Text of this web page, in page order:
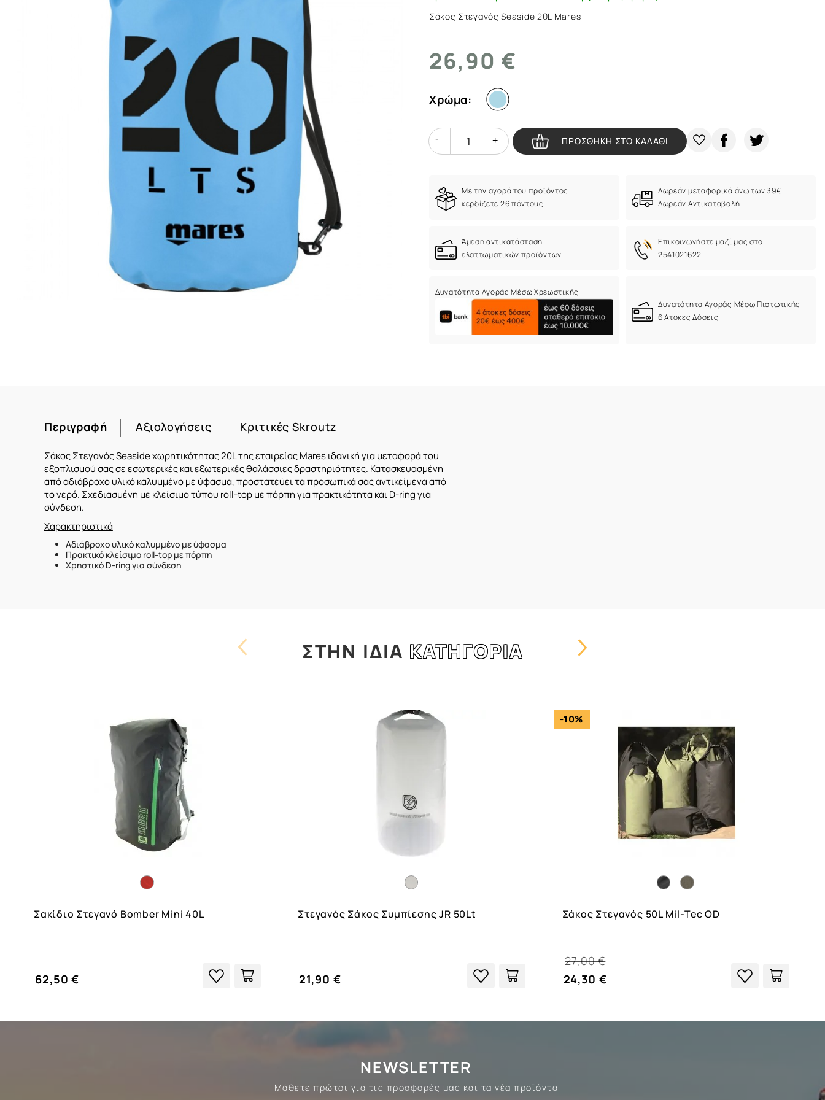
ArmyMarket.gr
Σάκος Στεγανός Seaside 20L Mares
26,90 €
Χρώμα:
Quantity
Quantity ΠΡΟΣΘΗΚΗ ΣΤΟ ΚΑΛΑΘΙ
Με την αγορά του προϊόντος
κερδίζετε 26 πόντους.
Δωρεάν μεταφορικά άνω των 39€
Δωρεάν Αντικαταβολή
Άμεση αντικατάσταση
ελαττωματικών προϊόντων
Eπικοινωνήστε μαζί μας στο
2541021622
Δυνατότητα Αγοράς Μέσω Χρεωστικής
Δυνατότητα Αγοράς Μέσω Πιστωτικής
6 Άτοκες Δόσεις
Περιγραφή Αξιολογήσεις Κριτικές Skroutz
Σάκος Στεγανός Seaside χωρητικότητας 20L της εταιρείας Mares ιδανική για μεταφορά του
εξοπλισμού σας σε εσωτερικές και εξωτερικές θαλάσσιες δραστηριότητες. Κατασκευασμένη
από αδιάβροχο υλικό καλυμμένο με ύφασμα, προστατεύει τα προσωπικά σας αντικείμενα από
το νερό. Σχεδιασμένη με κλείσιμο τύπου roll-top με πόρπη για πρακτικότητα και D-ring για
σύνδεση.
Χαρακτηριστικά
Αδιάβροχο υλικό καλυμμένο με ύφασμα
Πρακτικό κλείσιμο roll-top με πόρπη
Χρηστικό D-ring για σύνδεση
ΣΤΗΝ ΙΔΙΑ ΚΑΤΗΓΟΡΙΑ
Σακίδιο Στεγανό Bomber Mini 40L
62,50 €
Στεγανός Σάκος Συμπίεσης JR 50Lt
21,90 €
Σάκος Στεγανός 50L Mil-Tec OD
24,30 €
27,00 €
-10%
NEWSLETTER
Μάθετε πρώτοι για τις προσφορές μας και τα νέα προϊόντα